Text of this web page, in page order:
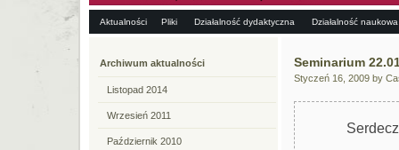
Aktualności Pliki Działalność dydaktyczna Działalność naukowa
Seminarium
Styczeń 16, 2009 by
Archiwum aktualności
Listopad 2014
Wrzesień 2011
Październik 2010